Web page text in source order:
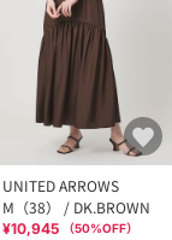
UNITED ARROWS
M（38） / DK.BROWN
¥10,945 （50%OFF）